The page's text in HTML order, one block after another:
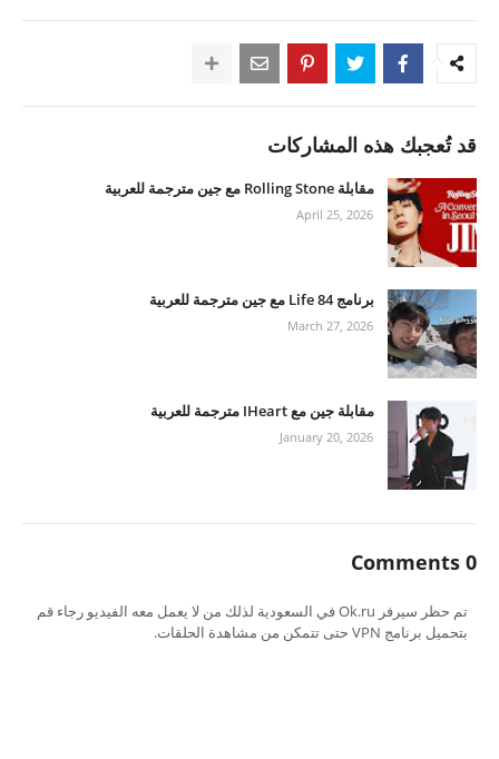
قد تُعجبك هذه المشاركات
مقابلة Rolling Stone مع جين مترجمة للعربية
April 25, 2026
برنامج Life 84 مع جين مترجمة للعربية
March 27, 2026
مقابلة جين مع IHeart مترجمة للعربية
January 20, 2026
0 Comments
تم حظر سيرفر Ok.ru في السعودية لذلك من لا يعمل معه الفيديو رجاء قم
بتحميل برنامج VPN حتى تتمكن من مشاهدة الحلقات.